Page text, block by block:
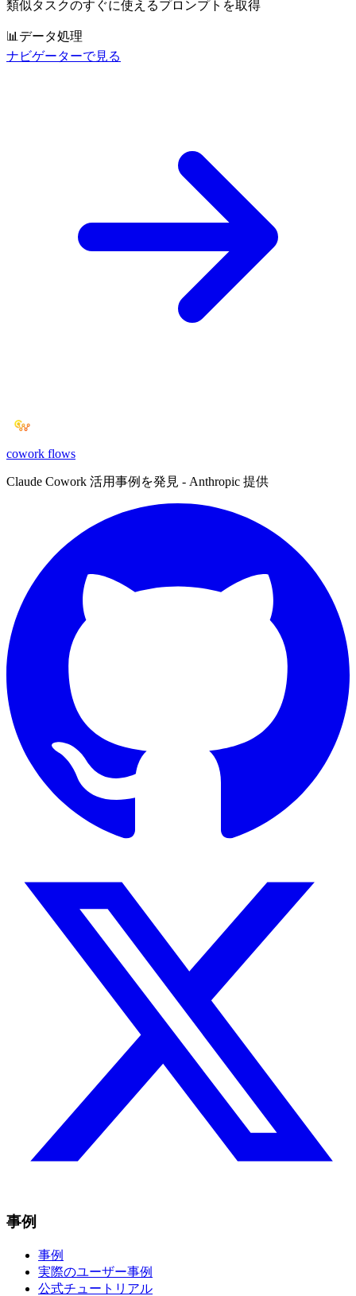
類似タスクのすぐに使えるプロンプトを取得
📊 データ処理
ナビゲーターで見る
cowork flows
Claude Cowork 活用事例を発見 - Anthropic 提供
事例
事例
実際のユーザー事例
公式チュートリアル